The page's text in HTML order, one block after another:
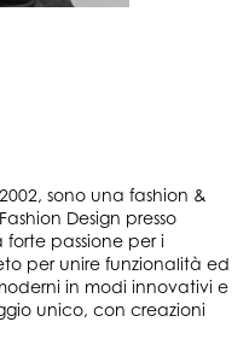
sono una fashion &
Design presso
forte passione per i
per unire funzionalità ed
in modi innovativi e
unico, con creazioni